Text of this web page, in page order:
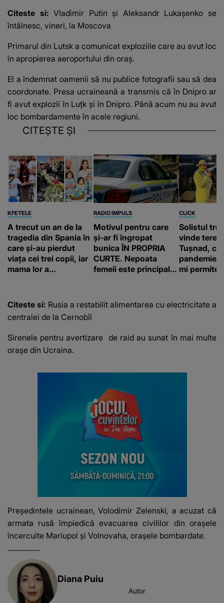
Citeste si:Vladimir Putin şi Aleksandr Lukaşenko se
întâlnesc, vineri, la Moscova
Primarul din Lutsk a comunicat exploziile care au avut loc
în apropierea aeroportului din oraș.
El a îndemnat oamenii să nu publice fotografii sau să dea
coordonate. Presa ucraineană a transmis că în Dnipro ar
fi avut explozii în Luțk și în Dnipro. Până acum nu au avut
loc bombardamente în acele regiuni.
CITEȘTE ȘI
KFETELE
A trecut un an de la
tragedia din Spania în
care și-au pierdut
viața cei trei copii, iar
mama lor a…
RADIO IMPULS
Motivul pentru care
și-ar fi îngropat
bunica ÎN PROPRIA
CURTE. Nepoata
femeii este principalul
DESCOPERIT DE
ANCHETATORI a șocat
CLICK
Solistul
vinde
Tușnad,
pandemie:
mi permite
Citeste si: Rusia a restabilit alimentarea cu electricitate a
centralei de la Cernobîl
Sirenele pentru avertizare de raid au sunat în mai multe
orașe din Ucraina.
Președintele ucrainean, Volodimir Zelenski, a acuzat că
armata rusă împiedică evacuarea civililor din orașele
încercuite Mariupol și Volnovaha, orașele bombardate.
Diana Puiu
Autor